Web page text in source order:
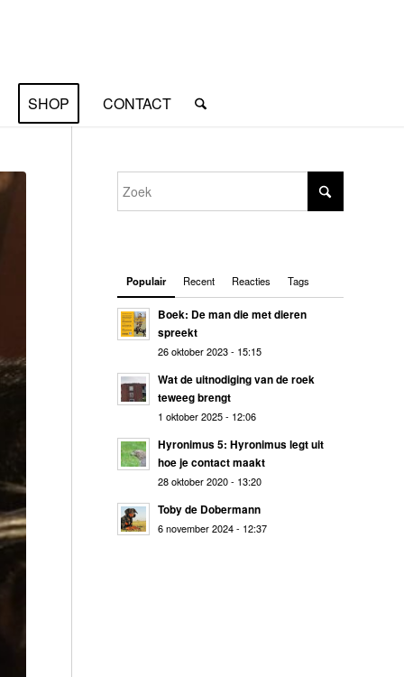
SHOP CONTACT
Populair Recent Reacties Tags
Boek: De man die met dieren
spreekt
26 oktober 2023 - 15:15
Wat de uitnodiging van de roek
teweeg brengt
1 oktober 2025 - 12:06
Hyronimus 5: Hyronimus legt uit
hoe je contact maakt
28 oktober 2020 - 13:20
Toby de Dobermann
6 november 2024 - 12:37